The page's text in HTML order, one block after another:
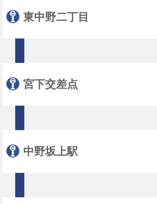
東中野二丁目
宮下交差点
中野坂上駅